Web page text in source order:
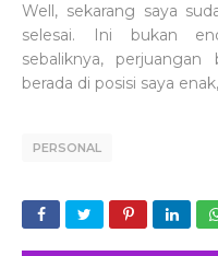
Well, sekarang saya
selesai. Ini bukan
sebaliknya,
berada di posisi saya
PERSONAL